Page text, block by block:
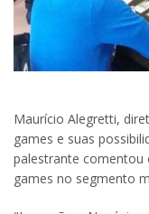
Maurício Alegretti,
games e suas
palestrante comentou
games no segmento